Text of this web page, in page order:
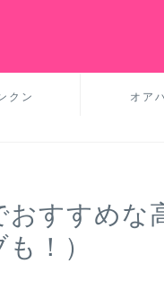
クン オア
おすすめな
！）